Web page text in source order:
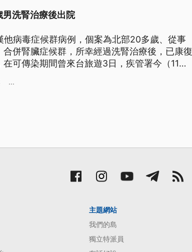
洗腎治療後出院
病毒症候群病例，個案為北部20多歲、從事
併腎臟症候群，所幸經過洗腎治療後，已康復
可傳染期間曾來台旅遊3日，疾管署今（11）
...
主題網站
我們的島
獨立特派員